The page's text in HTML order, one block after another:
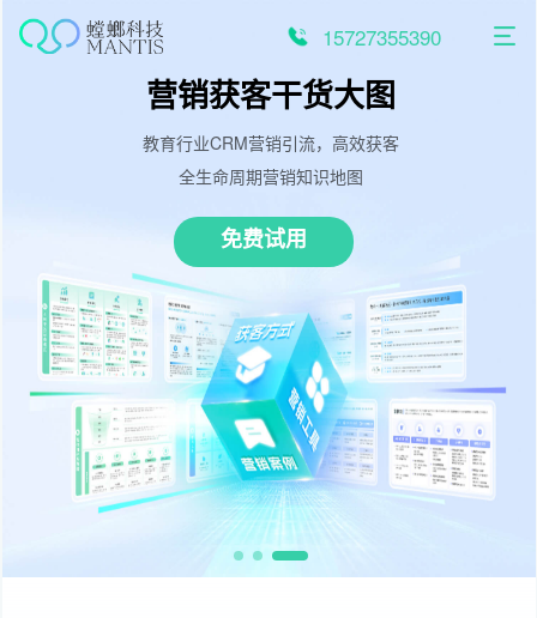
15727355390
营销获客干货大图
教育行业CRM营销引流，高效获客
全生命周期营销知识地图
免费试用